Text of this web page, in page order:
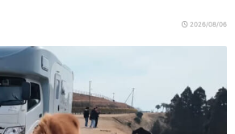
2026/08/06